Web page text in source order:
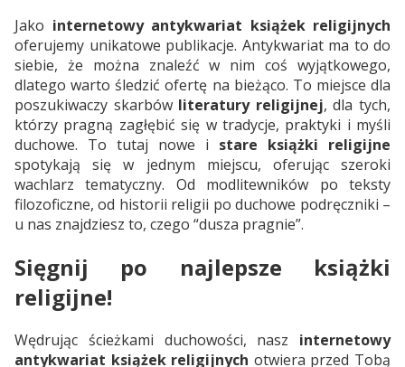
Jako internetowy antykwariat książek religijnych
oferujemy unikatowe publikacje. Antykwariat ma to do
siebie, że można znaleźć w nim coś wyjątkowego,
dlatego warto śledzić ofertę na bieżąco. To miejsce dla
poszukiwaczy skarbów literatury religijnej, dla tych,
którzy pragną zagłębić się w tradycje, praktyki i myśli
duchowe. To tutaj nowe i stare książki religijne
spotykają się w jednym miejscu, oferując szeroki
wachlarz tematyczny. Od modlitewników po teksty
filozoficzne, od historii religii po duchowe podręczniki –
u nas znajdziesz to, czego “dusza pragnie”.
Sięgnij po najlepsze książki
religijne!
Wędrując ścieżkami duchowości, nasz internetowy
antykwariat książek religijnych otwiera przed Tobą